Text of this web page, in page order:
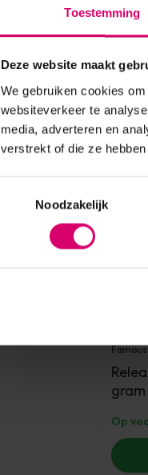
Toestemming
Deze website maakt
We gebruiken cookies
websiteverkeer te
media, adverteren en
verstrekt of die ze
Noodzakelijk
Op
gram
Op